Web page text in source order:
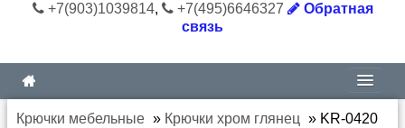
+7(903)1039814, +7(495)6646327
Обратная
связь
Крючки мебельные » Крючки хром глянец » KR-0420